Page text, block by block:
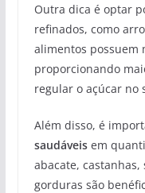
Outra dica é optar
refinados, como
alimentos possuem
proporcionando
regular o açúcar no
Além disso, é
saudáveisem
abacate, castanhas,
gorduras são